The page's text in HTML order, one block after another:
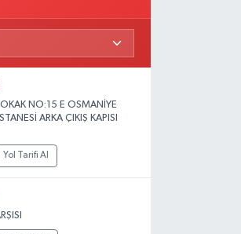
NO:15 E OSMANİYE
ARKA ÇIKIŞ KAPISI
Yol Tarifi Al